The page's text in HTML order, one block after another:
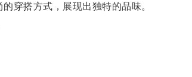
穿搭方式，展现出独特的品味。